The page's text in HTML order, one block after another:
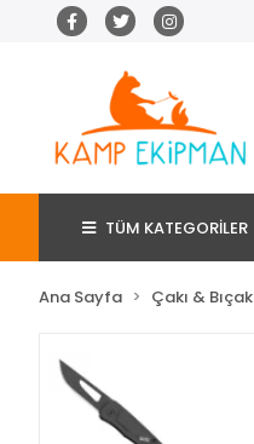
TÜM KATEGORİLER
Ana Sayfa Çakı & Bıçak